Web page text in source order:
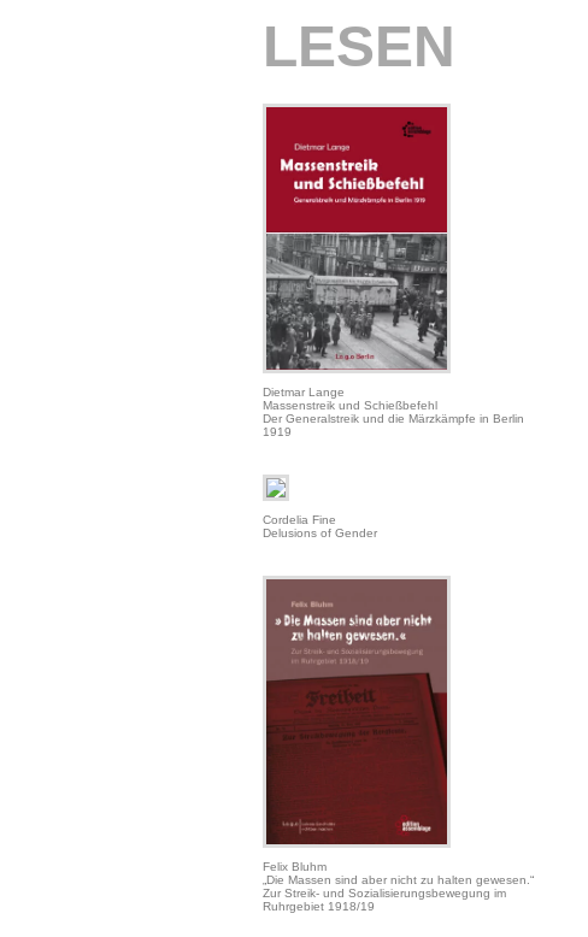
LESEN
Dietmar Lange
Massenstreik und Schießbefehl
Der Generalstreik und die Märzkämpfe in Berlin
1919
Cordelia Fine
Delusions of Gender
Felix Bluhm
„Die Massen sind aber nicht zu halten gewesen.“
Zur Streik- und Sozialisierungsbewegung im
Ruhrgebiet 1918/19